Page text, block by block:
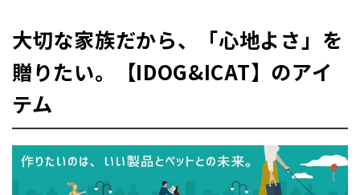
大切な家族だから、「心地よさ」を
贈りたい。【IDOG&ICAT】のアイ
テム